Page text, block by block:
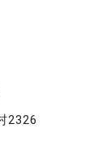
2326